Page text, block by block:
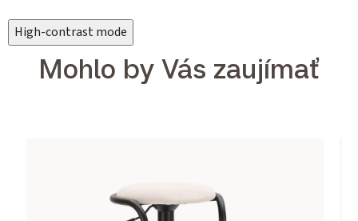
High-contrast mode
Mohlo by Vás zaujímať